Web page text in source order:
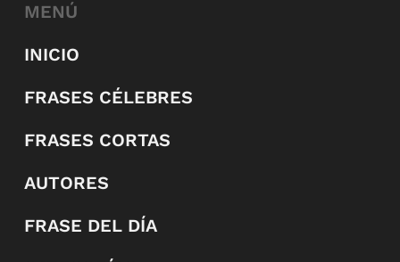
MENÚ
INICIO
FRASES CÉLEBRES
FRASES CORTAS
AUTORES
FRASE DEL DÍA